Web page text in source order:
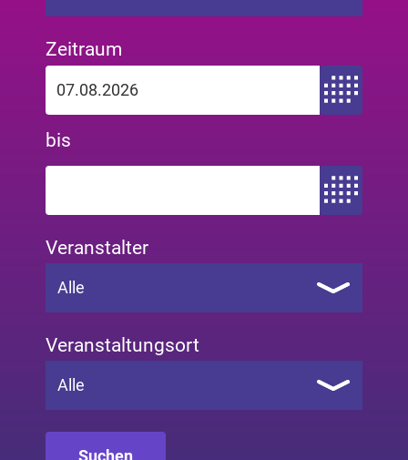
Zeitraum
Zeitraum von
bis
Zeitraum bis
Veranstalter
Alle
Veranstaltungsort
Alle